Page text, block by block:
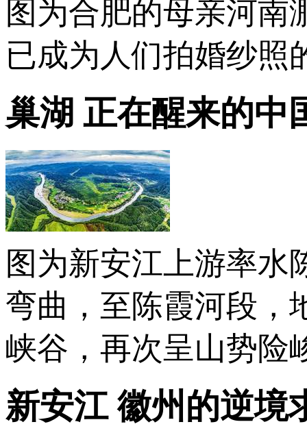
图为合肥的母亲河南
已成为人们拍婚纱照
巢湖 正在醒来的中
图为新安江上游率水
弯曲，至陈霞河段，
峡谷，再次呈山势险
新安江 徽州的逆境